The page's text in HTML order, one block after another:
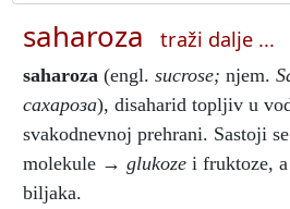
saharoza traži dalje ...
saharoza (engl. sucrose; njem.
сахароза), disaharid topljiv u
svakodnevnoj prehrani. Sastoji
molekule → glukoze i fruktoze,
biljaka.